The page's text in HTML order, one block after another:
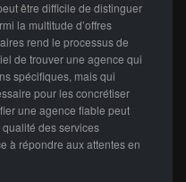
être difficile de distinguer
la multitude d’offres
rend le processus de
de trouver une agence qui
spécifiques, mais qui
pour les concrétiser
une agence fiable peut
des services
à répondre aux attentes en